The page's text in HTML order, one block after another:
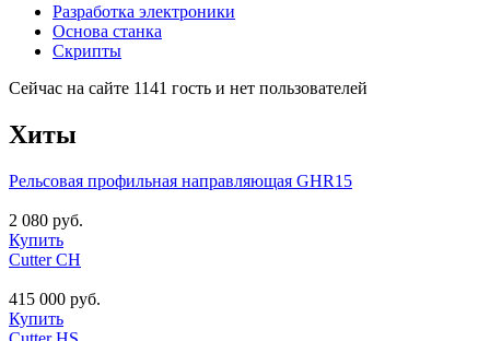
Разработка электроники
Основа станка
Скрипты
Сейчас на сайте 1141 гость и нет пользователей
Хиты
Рельсовая профильная направляющая GHR15
2 080 руб.
Купить
Cutter CH
415 000 руб.
Купить